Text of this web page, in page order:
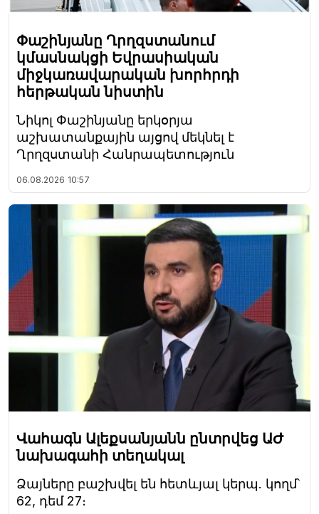
Փաշինյանը Ղրղզստանում
կմասնակցի Եվրասիական
միջկառավարական խորհրդի
հերթական նիստին
Նիկոլ Փաշինյանը երկօրյա
աշխատանքային այցով մեկնել է
Ղրղզստանի Հանրապետություն
06.08.2026 10:57
Վահագն Ալեքսանյանն ընտրվեց ԱԺ
նախագահի տեղակալ
Ձայները բաշխվել են հետևյալ կերպ. կողմ՝
62, դեմ 27։